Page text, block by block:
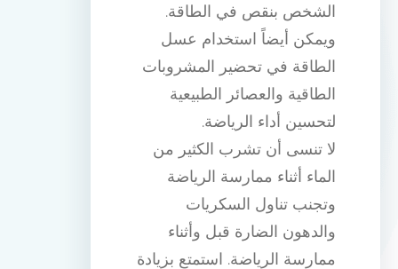
الشخص بنقص في الطاقة.
ويمكن أيضاً استخدام عسل
الطاقة في تحضير المشروبات
الطاقية والعصائر الطبيعية
لتحسين أداء الرياضة.
لا تنسى أن تشرب الكثير من
الماء أثناء ممارسة الرياضة
وتجنب تناول السكريات
والدهون الضارة قبل وأثناء
ممارسة الرياضة. استمتع بزيادة